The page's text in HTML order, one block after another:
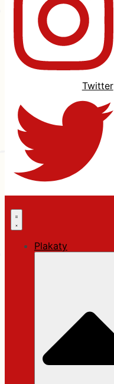
Twitter
Plakaty